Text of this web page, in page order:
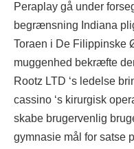
Peraplay gå under
begrænsning Indiana
Toraen i De Filippinske
muggenhed bekræfte
Rootz LTD ‘s ledelse
cassino ‘s kirurgisk
skabe brugervenlig
gymnasie mål for satse